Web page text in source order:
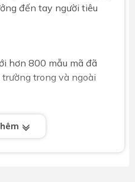
đến tay người tiêu
hơn 800 mẫu mã đã
trong và ngoài
dòng sản phẩm Series 2
dòng sản Series 1